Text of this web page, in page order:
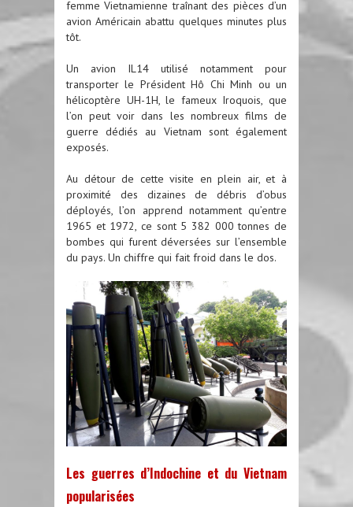
femme Vietnamienne traînant des pièces d’un
avion Américain abattu quelques minutes plus
tôt.
Un avion IL14 utilisé notamment pour
transporter le Président Hô Chi Minh ou un
hélicoptère UH-1H, le fameux Iroquois, que
l’on peut voir dans les nombreux films de
guerre dédiés au Vietnam sont également
exposés.
Au détour de cette visite en plein air, et à
proximité des dizaines de débris d’obus
déployés, l’on apprend notamment qu’entre
1965 et 1972, ce sont 5 382 000 tonnes de
bombes qui furent déversées sur l’ensemble
du pays. Un chiffre qui fait froid dans le dos.
Les guerres d’Indochine et du Vietnam
popularisées